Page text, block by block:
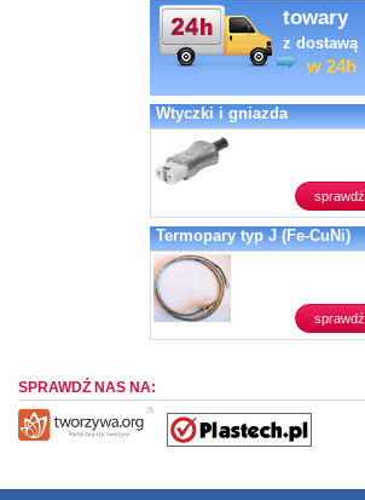
towary
z dostawą
w 24h
Wtyczki i gniazda
sprawdź
Termopary typ J (Fe-CuNi)
sprawdź
SPRAWDŹ NAS NA: